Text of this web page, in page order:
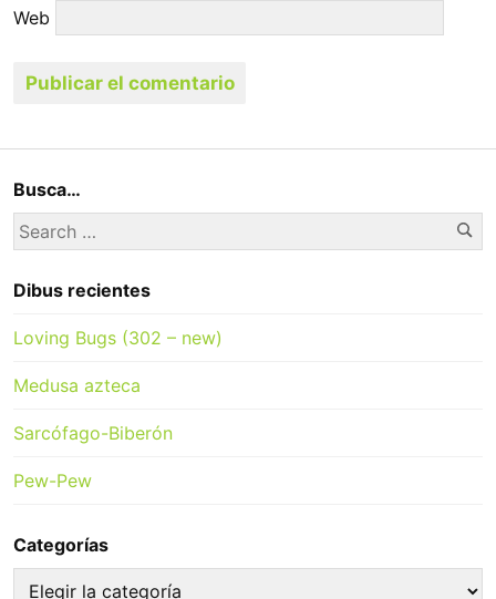
Web
Busca…
Search
for:
Dibus recientes
Loving Bugs (302 – new)
Medusa azteca
Sarcófago-Biberón
Pew-Pew
Categorías
Categorías